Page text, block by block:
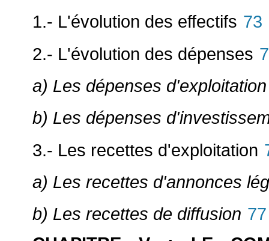
1.- L'évolution des effectifs 73
2.- L'évolution des dépenses
a) Les dépenses d'exploitation
b) Les dépenses
3.- Les recettes d'exploitation
a) Les recettes d'annonces
b) Les recettes de diffusion 77